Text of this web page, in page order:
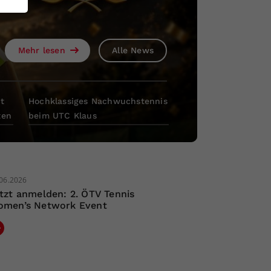
Mehr lesen Alle News
Mehr lesen Alle News
Mehr lesen Alle News
Mehr lesen Alle News
Hochklassiges Nachwuchstennis
beim UTC Klaus
anmelden: 2. ÖTV Tennis
Network Event